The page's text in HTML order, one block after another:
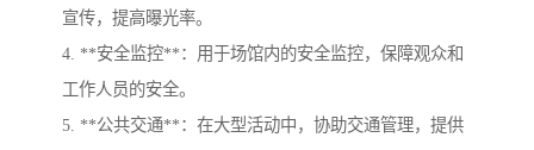
宣传，提高曝光率。
4. **安全监控**：用于场馆内的安全监控，保障观众和
工作人员的安全。
5. **公共交通**：在大型活动中，协助交通管理，提供